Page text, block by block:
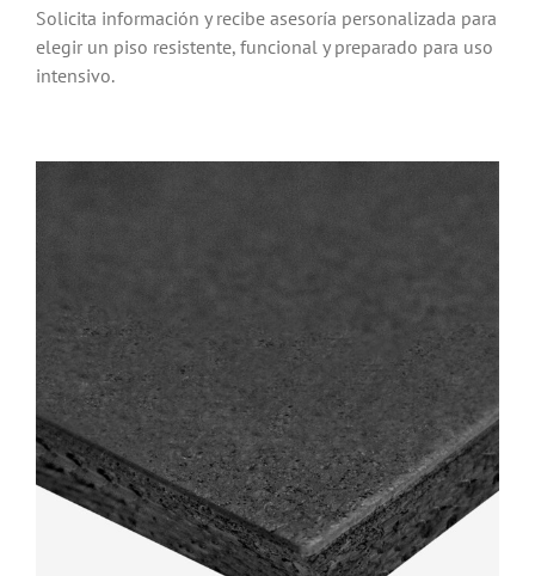
Solicita información y recibe asesoría personalizada para
elegir un piso resistente, funcional y preparado para uso
intensivo.